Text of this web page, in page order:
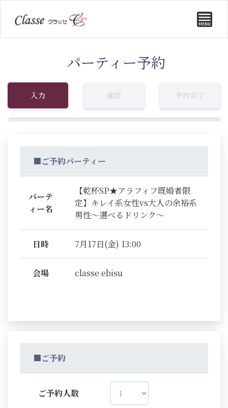
パーティー予約
入力 確認 予約完了
■ご予約パーティー
パーテ
ィー名
【乾杯SP★アラフィフ既婚者限
定】キレイ系女性vs大人の余裕系
男性～選べるドリンク～
日時 7月17日(金) 13:00
会場 classe ebisu
■ご予約
ご予約人数